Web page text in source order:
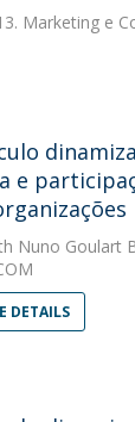
Marketing e
e
Nuno Goulart
DETAILS